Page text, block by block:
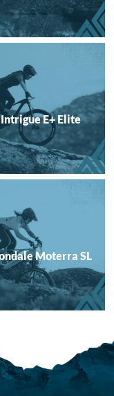
E+ Elite
Moterra SL